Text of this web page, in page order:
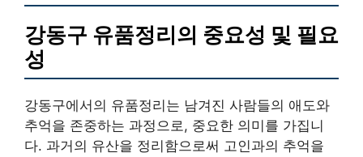
강동구 유품정리의 중요성 및 필요
성
강동구에서의 유품정리는 남겨진 사람들의 애도와
추억을 존중하는 과정으로, 중요한 의미를 가집니
다. 과거의 유산을 정리함으로써 고인과의 추억을